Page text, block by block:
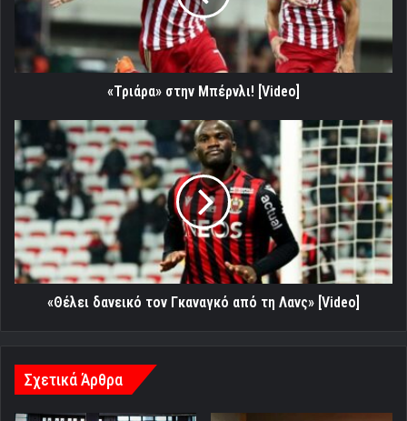
«Τριάρα» στην Μπέρνλι! [Video]
«Θέλει
δανεικό
τον
Γκαναγκό
από
τη
Λανς»
[Video]
«Θέλει δανεικό τον Γκαναγκό από τη Λανς» [Video]
Σχετικά Άρθρα